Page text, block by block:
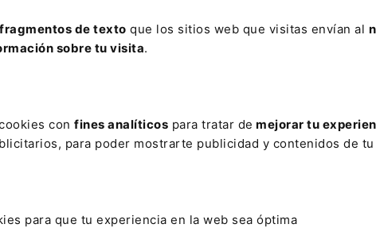
de texto que los sitios web que visitas envían al
sobre tu visita.
con fines analíticos para tratar de mejorar tu
para poder mostrarte publicidad y contenidos de
para que tu experiencia en la web sea óptima
2026
29/07/2026